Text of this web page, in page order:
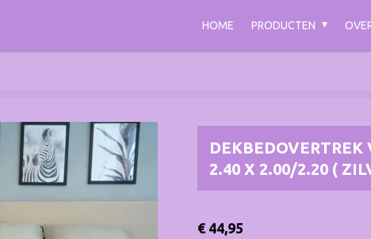
HOME PRODUCTEN
2.40 X 2.00/2.20 (
€ 44,95